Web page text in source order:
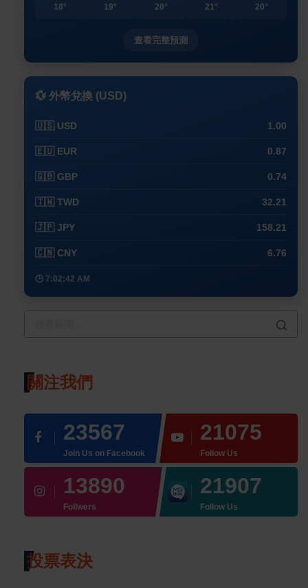
18°
19°
20°
21°
20°
查看完整預測
💱 外幣兌換 (USD)
🇺🇸 USD 1.00
🇪🇺 EUR 0.87
🇬🇧 GBP 0.74
🇹🇼 TWD 32.21
🇯🇵 JPY 158.21
🇨🇳 CNY 6.76
🕒 7:02:42 AM
關注我們
23567
Join Us on Facebook
21075
Follow Us
13890
Follwers
21907
Follow Us
投票表決